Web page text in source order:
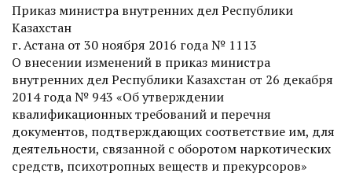
Приказ министра внутренних дел Респуб­лики
Казахстан
г. Астана от 30 ноября 2016 года № 1113
О внесении изменений в приказ министра
внутренних дел Респуб­лики Казахстан от 26 декабря
2014 года № 943 «Об утверждении
квалификационных требований и перечня
документов, подтверждающих соответствие им, для
деятельности, связанной с оборотом наркотических
средств, психотропных веществ и прекурсоров»